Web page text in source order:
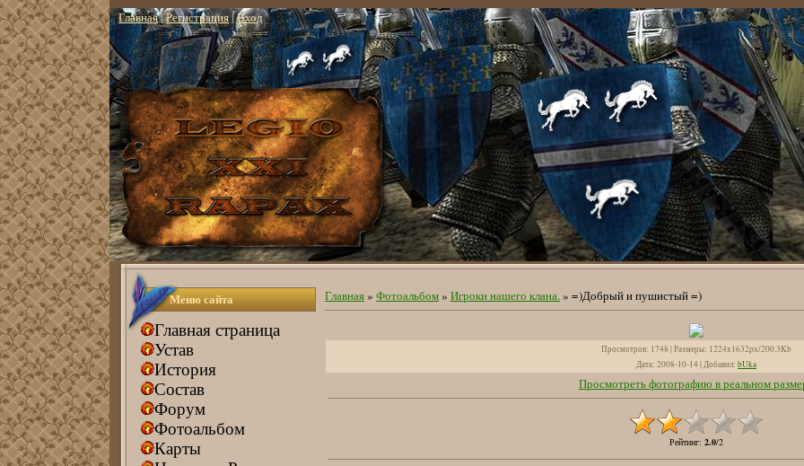
Главная|Регистрация|Вход
Меню сайта
Главная страница
Устав
История
Состав
Форум
Фотоальбом
Карты
Главная» Фотоальбом» Игроки нашего клана.» =)Добрый и пушистый =)
Просмотров: 1748 |Размеры: 1224x1632px/200.3Kb
Дата: 2008-10-14 |Добавил: bUka
Просмотреть фотографию в реальном
Рейтинг: 2.0/2